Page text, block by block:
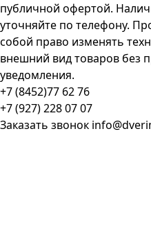
публичной офертой.
уточняйте по телефону.
собой право изменять
внешний вид товаров без
уведомления.
+7 (8452)77 62 76
+7 (927) 228 07 07
Заказать звонок